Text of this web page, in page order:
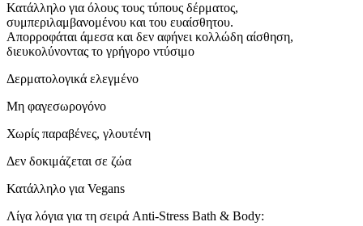
Κατάλληλο για όλους τους τύπους δέρματος,
συμπεριλαμβανομένου και του ευαίσθητου.
Απορροφάται άμεσα και δεν αφήνει κολλώδη αίσθηση,
διευκολύνοντας το γρήγορο ντύσιμο
Δερματολογικά ελεγμένο
Μη φαγεσωρογόνο
Χωρίς παραβένες, γλουτένη
Δεν δοκιμάζεται σε ζώα
Κατάλληλο για Vegans
Λίγα λόγια για τη σειρά Anti-Stress Bath & Body: